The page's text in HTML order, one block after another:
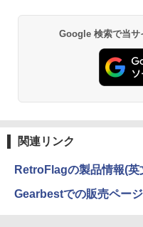
￥250
On My
富士山
ウォー
ットル
￥1,380
エース)
￥832
Google 検索で当サ
関連リンク
RetroFlagの製品情報(英
Gearbestでの販売ペー